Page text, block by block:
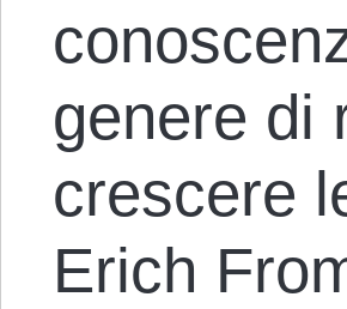
genere di
crescere
Erich